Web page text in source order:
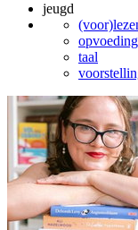
jeugd
taal